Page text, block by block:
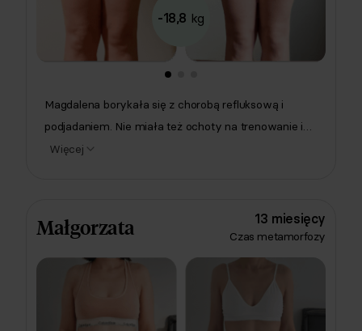
-18,8 kg
Magdalena borykała się z chorobą refluksową i
podjadaniem. Nie miała też ochoty na trenowanie i
nie wierzyła, że schudnie... Na szczęście trafiła do
fizjoterapeuta zaplanował treningi w domu (3x w
tygodniu). Efekt? -19 kilogramów, ogrom dodatkowej
energii i poprawa zdrowia! 🌟
Więcej
Małgorzata 13 miesięcy
Czas metamorfozy